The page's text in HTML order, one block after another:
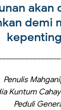
akan
demi
Penulis
Kuntum
Peduli